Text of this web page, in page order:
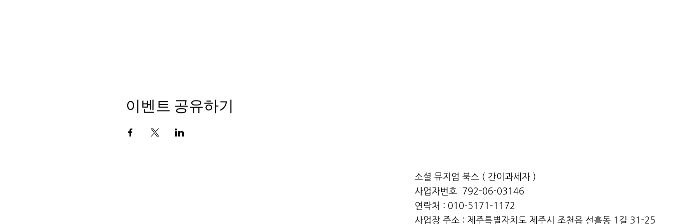
이벤트 공유하기
소셜 뮤지엄 북스 ( ​간이과세자 )
사업자번호 792-06-03146
연락처 : 010-5171-1172
사업장 주소 : 제주특별자치도 제주시 조천읍 선흘동 1길 31-25